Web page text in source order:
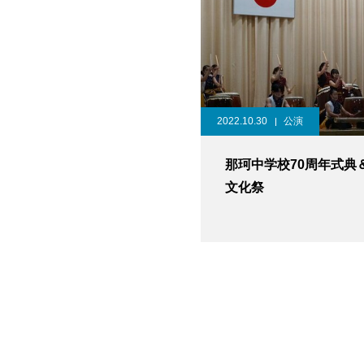
2022.10.30 公演
那珂中学校70周年式典
文化祭